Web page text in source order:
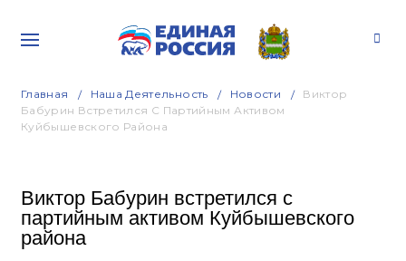
Главная Наша Деятельность Новости
Виктор
Бабурин Встретился С Партийным Активом
Куйбышевского Района
Виктор Бабурин встретился с
партийным активом Куйбышевского
района